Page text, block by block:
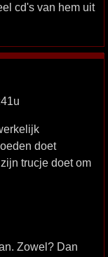
cd's van hem uit
doet
trucje doet om
Zowel? Dan